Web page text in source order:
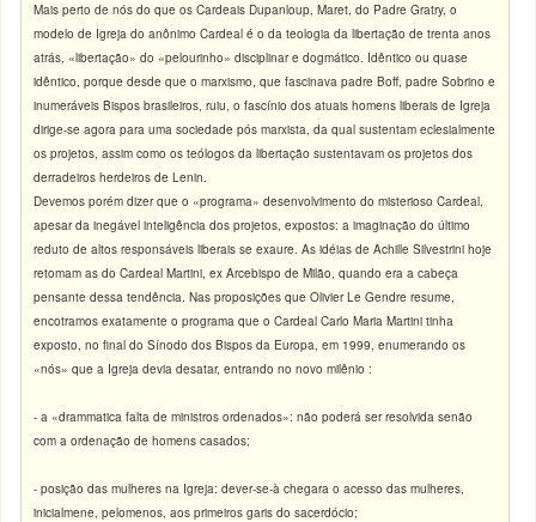
Mais perto de nós do que os Cardeais Dupanloup, Maret, do Padre Gratry, o
modelo de Igreja do anônimo Cardeal é o da teologia da libertação de trenta anos
atrás, «libertação» do «pelourinho» disciplinar e dogmático. Idêntico ou quase
idêntico, porque desde que o marxismo, que fascinava padre Boff, padre Sobrino e
inumeráveis Bispos brasileiros, ruiu, o fascínio dos atuais homens liberais de Igreja
dirige-se agora para uma sociedade pós marxista, da qual sustentam eclesialmente
os projetos, assim como os teólogos da libertação sustentavam os projetos dos
derradeiros herdeiros de Lenin.
Devemos porém dizer que o «programa» desenvolvimento do misterioso Cardeal,
apesar da inegável inteligência dos projetos, expostos: a imaginação do último
reduto de altos responsáveis liberais se exaure. As idéias de Achille Silvestrini hoje
retomam as do Cardeal Martini, ex Arcebispo de Milão, quando era a cabeça
pensante dessa tendência. Nas proposições que Olivier Le Gendre resume,
encotramos exatamente o programa que o Cardeal Carlo Maria Martini tinha
exposto, no final do Sínodo dos Bispos da Europa, em 1999, enumerando os
«nós» que a Igreja devia desatar, entrando no novo milênio :
- a «drammatica falta de ministros ordenados»: não poderá ser resolvida senão
com a ordenação de homens casados;
- posição das mulheres na Igreja: dever-se-à chegara o acesso das mulheres,
inicialmene, pelomenos, aos primeiros garis do sacerdócio;